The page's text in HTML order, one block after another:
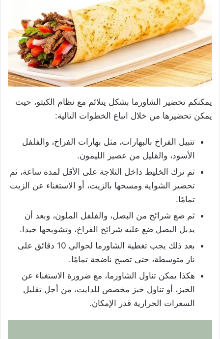
يمكنكم تحضير الشاورما بشكل يتلائم مع نظام الكيتو، حيث
يمكن تحضيرها من خلال اتباع الخطوات التالية:
تتبيل الفراخ بالبهارات، مثل بهارات الفراخ، والفلفل
الأسود، والقليل من عصير الليمون.
ثم ترك الخليط داخل الثلاجة على الأقل لمدة ساعة، ثم
تحضير الشواية ومسحها بالزيت، أو الاستغناء عن الزيت
تمامًا.
ثم ضع شرائح من البصل، والفلفل الملون، وبعد أن
يدبل البصل ضع عليه شرائح الفراخ، وتشويحها جيدا.
بعد ذلك يجب تغطية الشاورما لحوالي 10 دقائق على
نار متوسطة، حتى تصبح ناضجة تمامًا.
هكذا يمكن تناول الشاورما، مع ضرورة الاستغناء عن
الخبز، أو تناول خبز مخصص للدايت، من أجل تقليل
السعرات الحرارية قدر الإمكان.